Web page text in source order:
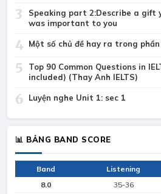
3
Speaking part 2:Describe a gift
was important to you
4 Một số chủ đề hay ra trong
5
Top 90 Common Questions in
included) (Thay Anh IELTS)
6 Luyện nghe Unit 1: sec 1
📊 BẢNG BAND SCORE
Band Listening
8.0
35-36